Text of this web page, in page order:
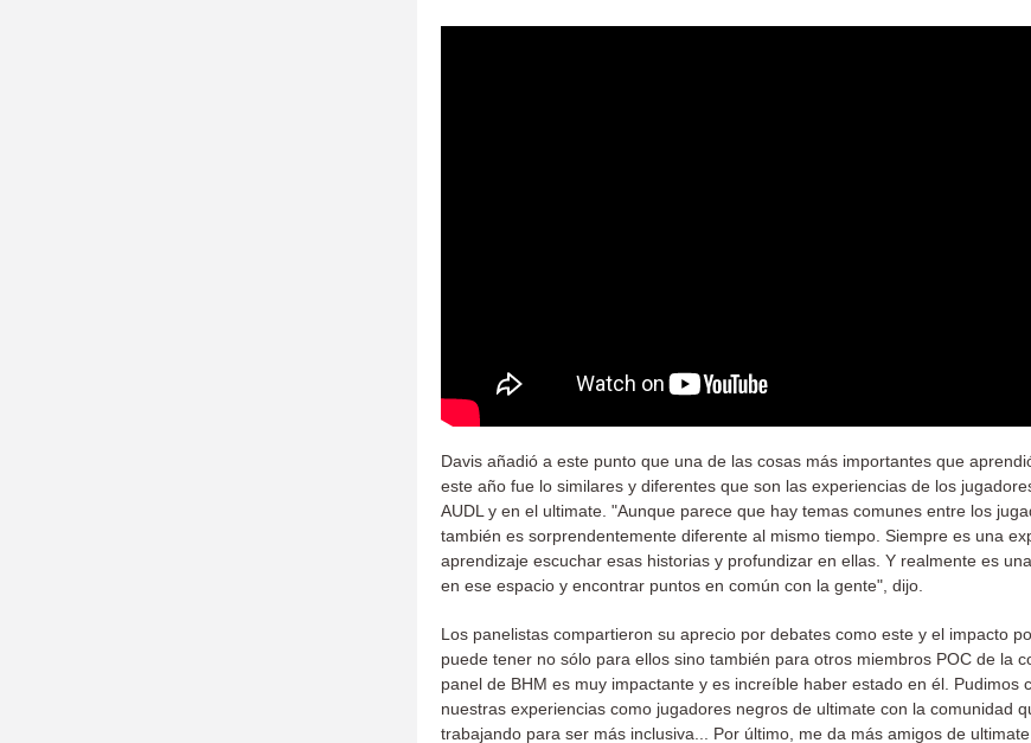
Davis añadió a este punto que una de las cosas más importantes que
este año fue lo similares y diferentes que son las experiencias de los
AUDL y en el ultimate. "Aunque parece que hay temas comunes entre los
también es sorprendentemente diferente al mismo tiempo. Siempre es una
aprendizaje escuchar esas historias y profundizar en ellas. Y realmente es
en ese espacio y encontrar puntos en común con la gente", dijo.
Los panelistas compartieron su aprecio por debates como este y el impacto
puede tener no sólo para ellos sino también para otros miembros POC de la
panel de BHM es muy impactante y es increíble haber estado en él. Pudimos
nuestras experiencias como jugadores negros de ultimate con la comunidad
trabajando para ser más inclusiva... Por último, me da más amigos de